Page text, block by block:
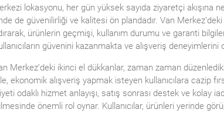
lokasyonu, her gün yüksek sayıda ziyaretçi akışına
de güvenilirliği ve kalitesi ön plandadır. Van Merkez’deki
ürünlerin geçmişi, kullanım durumu ve garanti
güvenini kazanmakta ve alışveriş
Merkez’deki ikinci el dükkanlar, zaman zaman
ekonomik alışveriş yapmak isteyen kullanıcılara cazip
odaklı hizmet anlayışı, satış sonrası destek ve kolay
önemli rol oynar. Kullanıcılar, ürünleri yerinde